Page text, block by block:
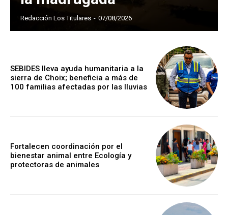
Redacción Los Titulares - 07/08/2026
SEBIDES lleva ayuda humanitaria a la
sierra de Choix; beneficia a más de
100 familias afectadas por las lluvias
Fortalecen coordinación por el
bienestar animal entre Ecología y
protectoras de animales